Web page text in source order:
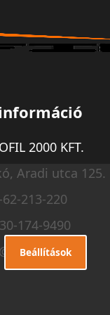
2000 KFT.
Aradi utca 125.
62-213-220
174-9490
profil.hu
Beállítások